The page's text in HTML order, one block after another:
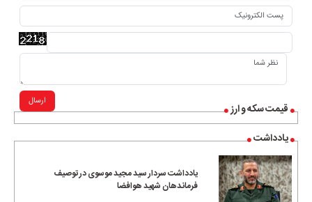
قیمت سکه و ارز
یادداشت
یادداشت سردار سید مجید موسوی در توصیف
فرماندهان شهید هوافضا
ارسال